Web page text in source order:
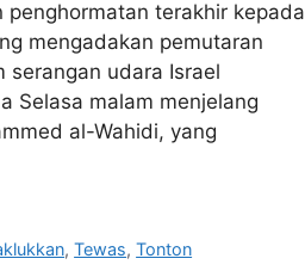
terakhir kepada
mengadakan pemutaran
serangan udara Israel
Selasa malam menjelang
al-Wahidi, yang
,Tewas,Tonton